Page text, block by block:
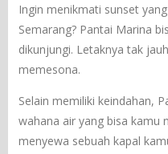
Ingin menikmati sunset
Semarang? Pantai Marina
dikunjungi. Letaknya tak
memesona.
Selain memiliki keindahan,
wahana air yang bisa kamu
menyewa sebuah kapal